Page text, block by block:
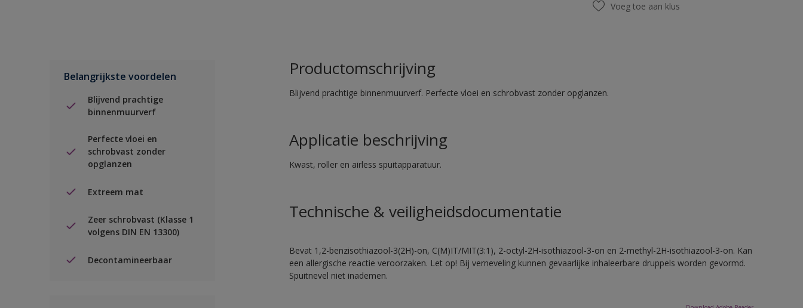
Voeg toe aan klus
Belangrijkste voordelen
Blijvend prachtige
binnenmuurverf
Perfecte vloei en
schrobvast zonder
opglanzen
Extreem mat
Zeer schrobvast (Klasse 1
volgens DIN EN 13300)
Decontamineerbaar
Productomschrijving
Blijvend prachtige binnenmuurverf. Perfecte vloei en schrobvast zonder opglanzen.
Applicatie beschrijving
Kwast, roller en airless spuitapparatuur.
Technische & veiligheidsdocumentatie
Bevat 1,2-benzisothiazool-3(2H)-on, C(M)IT/MIT(3:1), 2-octyl-2H-isothiazool-3-on en 2-methyl-2H-isothiazool-3-on. Kan
een allergische reactie veroorzaken. Let op! Bij verneveling kunnen gevaarlijke inhaleerbare druppels worden gevormd.
Spuitnevel niet inademen.